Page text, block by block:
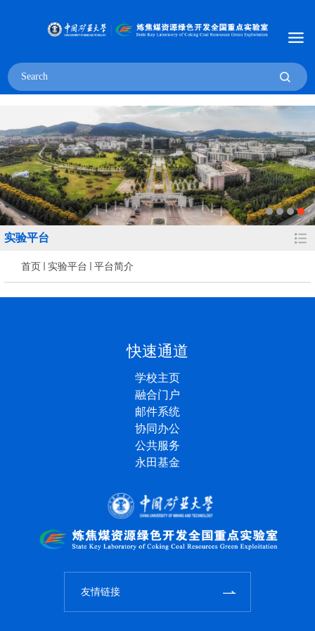
实验平台
首页 实验平台 平台简介
快速通道
学校主页
融合门户
邮件系统
协同办公
公共服务
永田基金
友情链接